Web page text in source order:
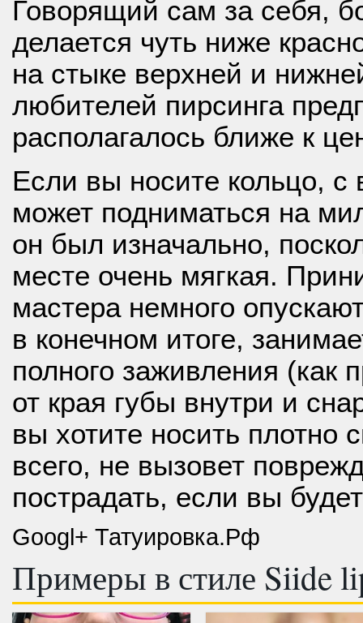
Говорящий сам за себя,
делается чуть ниже
на стыке верхней и
любителей пирсинга
располагалось ближе к
Если вы носите кольцо, с
может подниматься на
он был изначально,
месте очень мягкая.
мастера немного
в конечном итоге,
полного заживления (как
от края губы внутри и
вы хотите носить плотно
всего, не вызовет
пострадать, если вы
Googl+ Татуировка.Рф
Примеры в стиле Siide